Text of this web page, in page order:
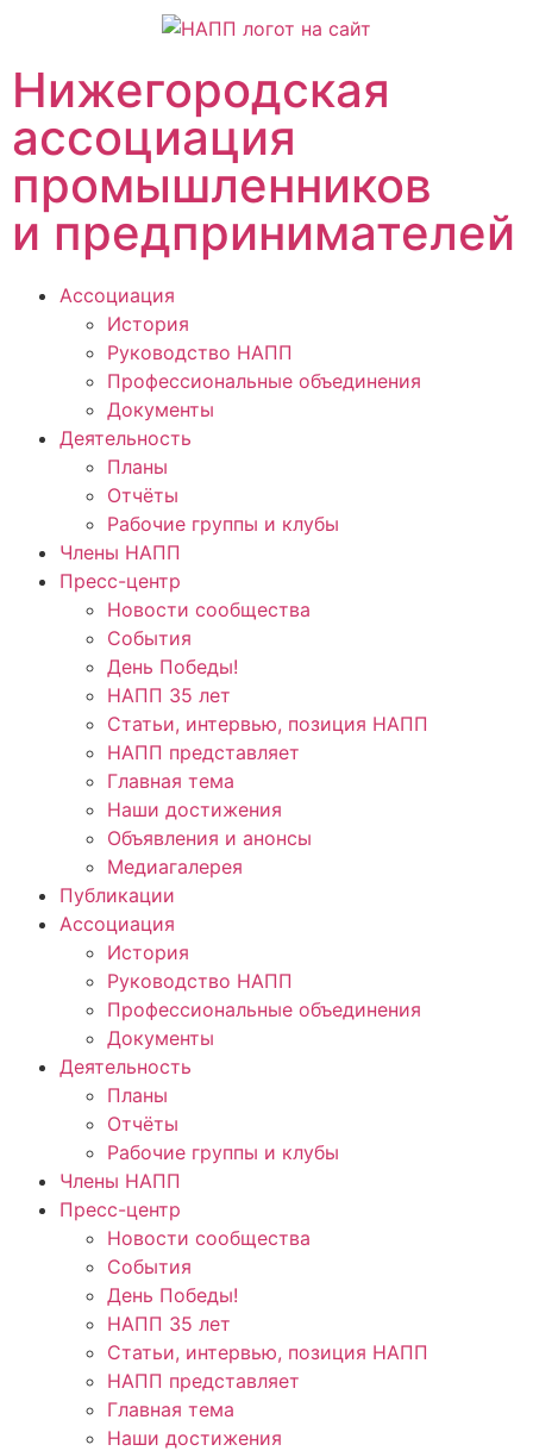
Нижегородская
ассоциация
промышленников
и предпринимателей
Ассоциация
История
Руководство НАПП
Профессиональные объединения
Документы
Деятельность
Планы
Отчёты
Рабочие группы и клубы
Члены НАПП
Пресс-центр
Новости сообщества
События
День Победы!
НАПП 35 лет
Статьи, интервью, позиция НАПП
НАПП представляет
Главная тема
Наши достижения
Объявления и анонсы
Медиагалерея
Публикации
Ассоциация
История
Руководство НАПП
Профессиональные объединения
Документы
Деятельность
Планы
Отчёты
Рабочие группы и клубы
Члены НАПП
Пресс-центр
Новости сообщества
События
День Победы!
НАПП 35 лет
Статьи, интервью, позиция НАПП
НАПП представляет
Главная тема
Наши достижения